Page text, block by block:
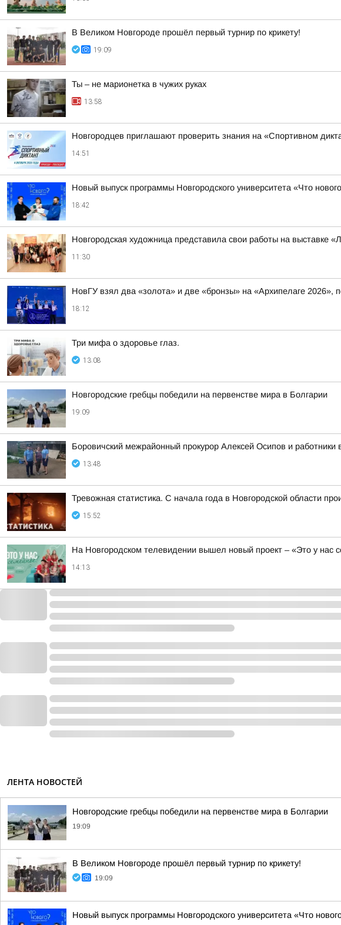
В Великом Новгороде прошёл первый турнир по крикету!
19:09
Ты – не марионетка в чужих руках
13:58
Новгородцев приглашают проверить знания на «Спортивном
14:51
Новый выпуск программы Новгородского университета «Что
18:42
Новгородская художница представила свои работы на выставке
11:30
НовГУ взял два «золота» и две «бронзы» на «Архипелаге 2026»,
18:12
Три мифа о здоровье глаз.
13:08
Новгородские гребцы победили на первенстве мира в Болгарии
19:09
Боровичский межрайонный прокурор Алексей Осипов и
13:48
Тревожная статистика. С начала года в Новгородской области
15:52
На Новгородском телевидении вышел новый проект – «Это у нас
14:13
ЛЕНТА НОВОСТЕЙ
Новгородские гребцы победили на первенстве мира в Болгарии
19:09
В Великом Новгороде прошёл первый турнир по крикету!
19:09
Новый выпуск программы Новгородского университета «Что